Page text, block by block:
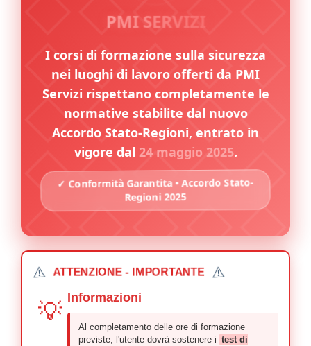
PMI SERVIZI
I corsi di formazione sulla sicurezza
nei luoghi di lavoro offerti da PMI
Servizi rispettano completamente le
normative stabilite dal nuovo
Accordo Stato-Regioni, entrato in
vigore dal 24 maggio 2025.
✓ Conformità Garantita • Accordo Stato-
Regioni 2025
⚠️ ATTENZIONE - IMPORTANTE ⚠️
💡 Informazioni
Al completamento delle ore di formazione
previste, l'utente dovrà sostenere i test di